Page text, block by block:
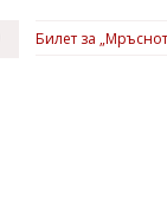
Билет за